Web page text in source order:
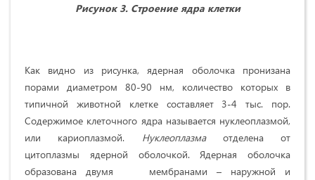
Рисунок 3. Строение ядра клетки
Как видно из рисунка, ядерная оболочка пронизана
порами диаметром 80-90 нм, количество которых в
типичной животной клетке составляет 3-4 тыс. пор.
Содержимое клеточного ядра называется нуклеоплазмой,
или кариоплазмой. Нуклеоплазмаотделена от
цитоплазмы ядерной оболочкой. Ядерная оболочка
образована двумя мембранами – наружной и